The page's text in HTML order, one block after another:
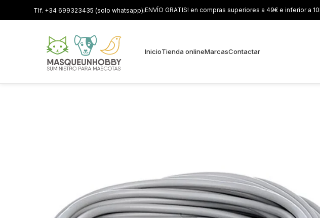
Tlf. +34 699323435 (solo whatsapp)¡ENVÍO GRATIS! en compras superiores a 49€ e inferior a
InicioTienda onlineMarcasContactar